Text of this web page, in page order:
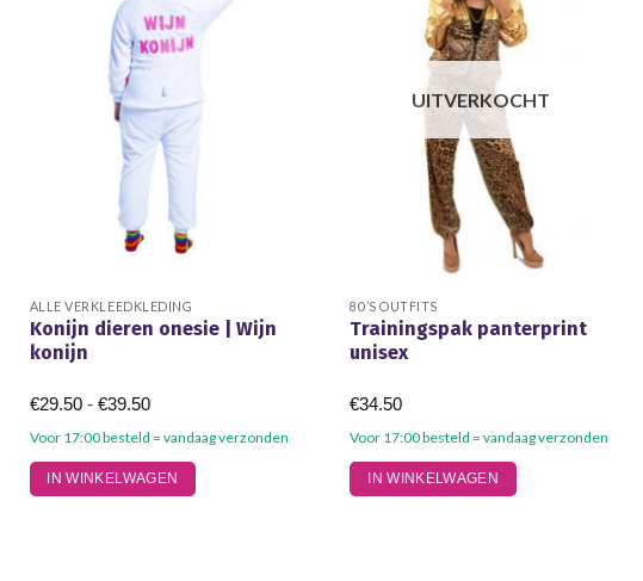
ALLE VERKLEEDKLEDING
Konijn dieren onesie | Wijn
konijn
Voor 17:00 besteld = vandaag verzonden
€29.50 - €39.50Prijsklasse:
tot
IN WINKELWAGEN
Dit
product
UITVERKOCHT
80’S OUTFITS
Trainingspak panterprint
unisex
Voor 17:00 besteld = vandaag verzonden
€34.50
IN WINKELWAGEN
Dit
product